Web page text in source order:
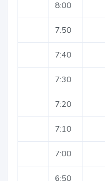
8:00
7:50
7:40
7:30
7:20
7:10
7:00
6:50